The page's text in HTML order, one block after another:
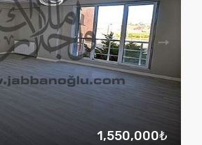
1,550,000₺